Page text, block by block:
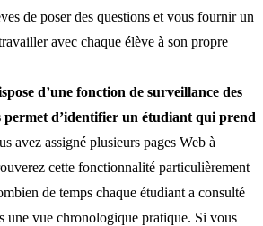
de poser des questions et vous fournir un
avec chaque élève à son propre
d’une fonction de surveillance des
permet d’identifier un étudiant qui prend
avez assigné plusieurs pages Web à
cette fonctionnalité particulièrement
de temps chaque étudiant a consulté
une vue chronologique pratique. Si vous